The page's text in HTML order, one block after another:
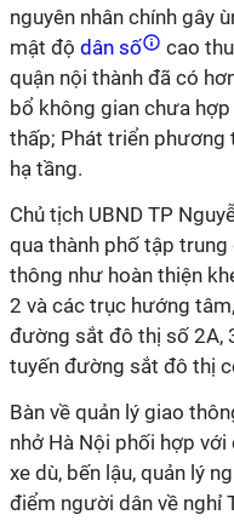
nguyên nhân chính gây
mật độ dân số
cao
quận nội thành đã có
bổ không gian chưa
thấp; Phát triển phương
hạ tầng.
Chủ tịch UBND TP
qua thành phố tập
thông như hoàn thiện
2 và các trục hướng
đường sắt đô thị số 2A,
tuyến đường sắt đô thị
Bàn về quản lý giao
nhở Hà Nội phối hợp
xe dù, bến lậu, quản lý
điểm người dân về nghỉ